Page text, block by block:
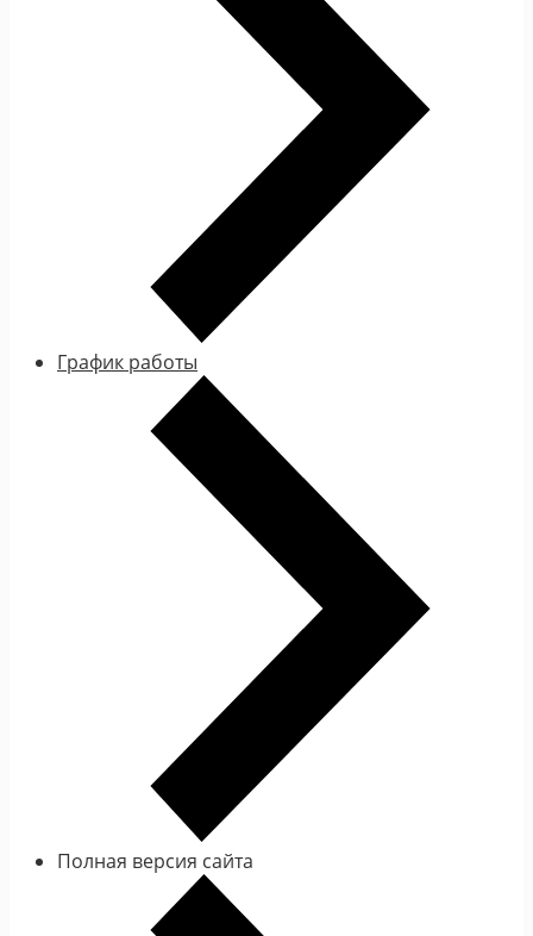
График работы
Полная версия сайта